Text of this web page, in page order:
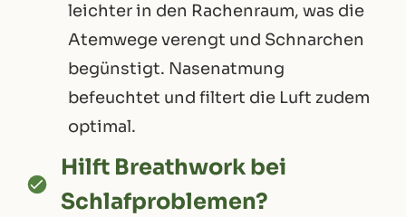
leichter in den Rachenraum, was die
Atemwege verengt und Schnarchen
begünstigt. Nasenatmung
befeuchtet und filtert die Luft zudem
optimal.
Hilft Breathwork bei
Schlafproblemen?